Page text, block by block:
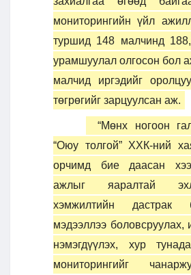
мониторингийн үйл
туршид 148 малчинд
урамшуулал олгосон бол
малчид иргэдийг
төгрөгийг зарцуулсан аж.
“Мөнх ногоон
“Оюу толгой” ХХК-ний
орчимд бие даасан
ажлыг яаралтай
хэмжилтийн дастрак
мэдээллээ боловсруулах,
нэмэгдүүлэх, хур
мониторингийг